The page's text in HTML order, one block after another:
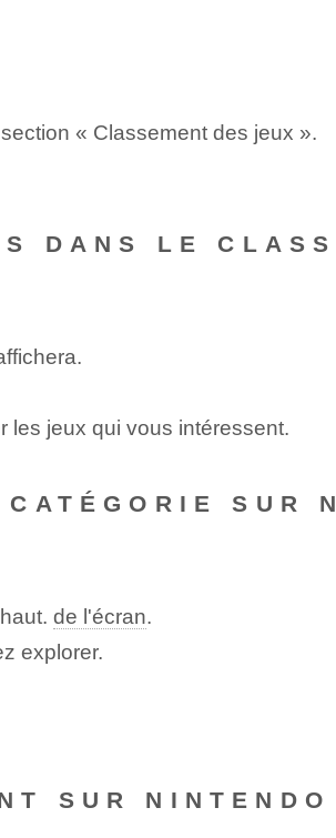
« Classement des jeux ».
DANS LE
les jeux qui vous intéressent.
SUR
de l'écran.
explorer.
SUR NINTENDO